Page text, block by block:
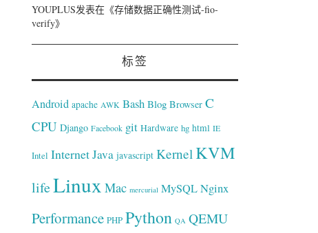
YOUPLUS发表在《存储数据正确性测试-fio-
verify》
标签
Android apache AWK Bash Blog Browser C
CPU Django Facebook git Hardware hg html IE
Intel InternetJava javascript Kernel KVM
lifeLinux Mac mercurial MySQL Nginx
Performance PHP Python QA QEMU